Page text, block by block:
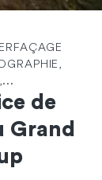
de
Grand